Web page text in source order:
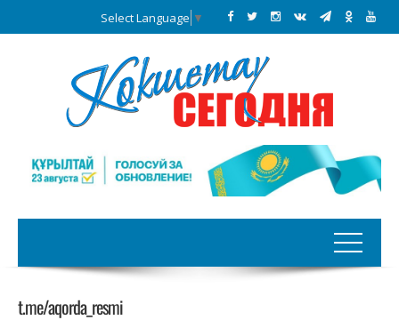
Select Language ▼
t.me/aqorda_resmi